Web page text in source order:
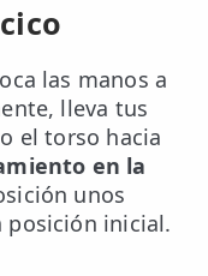
las manos a
lleva tus
el torso hacia
en la
unos
posición inicial.